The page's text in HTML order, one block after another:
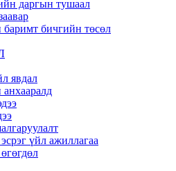
даргын тушаал
баримт бичгийн төсөл
явдал
үйл ажиллагаа